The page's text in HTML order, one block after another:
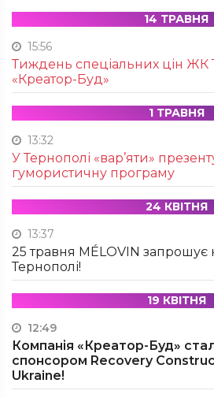
14 ТРАВНЯ
15:56
Тиждень спеціальних цін ЖК
«Креатор-Буд»
1 ТРАВНЯ
13:32
У Тернополі «вар’яти»
гумористичну програму
24 КВІТНЯ
13:37
25 травня MÉLOVIN запрошує
Тернополі!
19 КВІТНЯ
12:49
Компанія «Креатор-Буд»
спонсором Recovery
Ukraine!